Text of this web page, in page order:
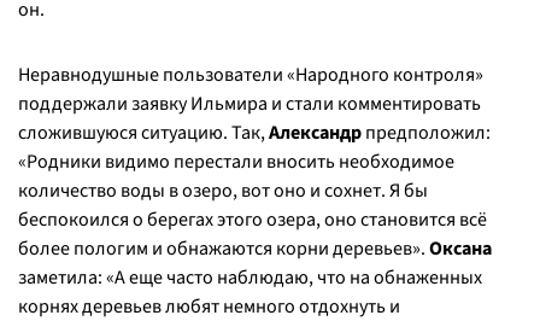
он.
Неравнодушные пользователи «Народного контроля»
поддержали заявку Ильмира и стали комментировать
сложившуюся ситуацию. Так,Александрпредположил:
«Родники видимо перестали вносить необходимое
количество воды в озеро, вот оно и сохнет. Я бы
беспокоился о берегах этого озера, оно становится всё
более пологим и обнажаются корни деревьев».Оксана
заметила: «А еще часто наблюдаю, что на обнаженных
корнях деревьев любят немного отдохнуть и